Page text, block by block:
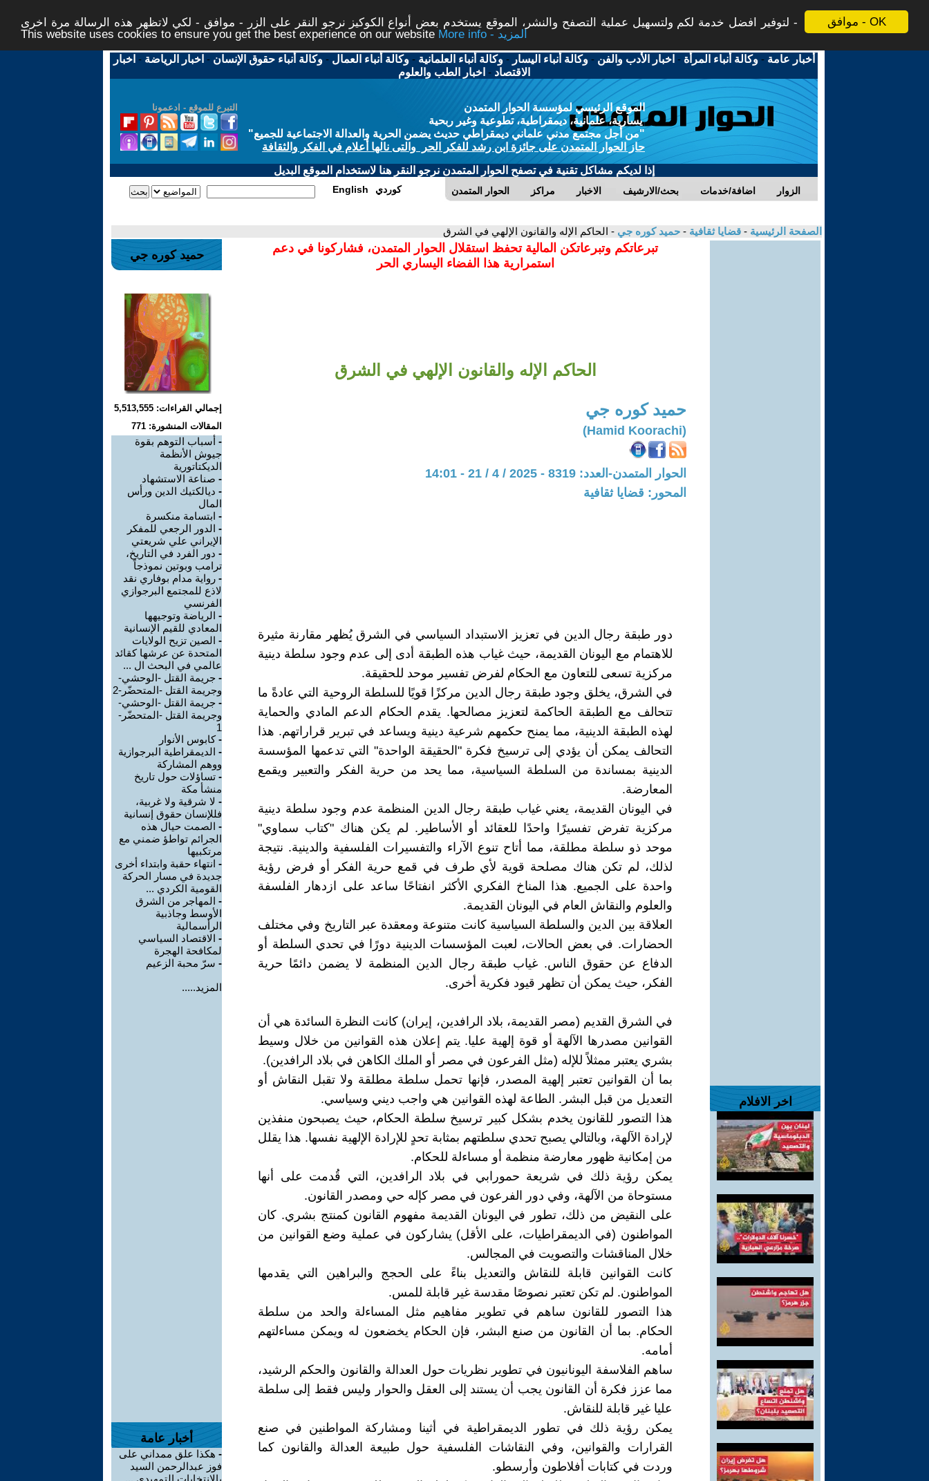
موافق - OK
لتوفير افضل خدمة لكم ولتسهيل عملية التصفح والنشر، الموقع يستخدم بعض أنواع الكوكيز نرجو النقر على الزر - موافق - لكي لاتظهر هذه الرسالة مرة اخرى -
This website uses cookies to ensure you get the best experience on our website
More info - المزيد
أخبار عامة -وكالة أنباء المرأة - اخبار الأدب والفن -وكالة أنباء اليسار -وكالة أنباء العلمانية -وكالة أنباء العمال -وكالة أنباء حقوق الإنسان - اخبار الرياضة - اخبار
الاقتصاد - اخبار الطب والعلوم
التبرع للموقع - ادعمونا
الموقع الرئيسي لمؤسسة الحوار المتمدن
يسارية، علمانية، ديمقراطية، تطوعية وغير ربحية
"من أجل مجتمع مدني علماني ديمقراطي حديث يضمن الحرية والعدالة الاجتماعية للجميع"
حاز الحوار المتمدن على جائزة ابن رشد للفكر الحر والتى نالها أعلام في الفكر والثقافة
إذا لديكم مشاكل تقنية في تصفح الحوار المتمدن نرجو النقر هنا لاستخدام الموقع البديل
الحوار المتمدن مراكز الاخبار بحث/الارشيف اضافة/خدمات الزوار English كوردي
الصفحة الرئيسية - قضايا ثقافية - حميد كوره جي - الحاكم الإله والقانون الإلهي في الشرق
اخر الافلام
تبرعاتكم وتبرعاتكن المالية تحفظ استقلال الحوار المتمدن، فشاركونا في دعم
استمرارية هذا الفضاء اليساري الحر
الحاكم الإله والقانون الإلهي في الشرق
حميد كوره جي
(Hamid Koorachi)
الحوار المتمدن-العدد: 8319 - 2025 / 4 / 21 - 14:01
المحور: قضايا ثقافية
دور طبقة رجال الدين في تعزيز الاستبداد السياسي في الشرق يُظهر مقارنة مثيرة
للاهتمام مع اليونان القديمة، حيث غياب هذه الطبقة أدى إلى عدم وجود سلطة دينية
مركزية تسعى للتعاون مع الحكام لفرض تفسير موحد للحقيقة.
في الشرق، يخلق وجود طبقة رجال الدين مركزًا قويًا للسلطة الروحية التي عادةً ما
تتحالف مع الطبقة الحاكمة لتعزيز مصالحها. يقدم الحكام الدعم المادي والحماية
لهذه الطبقة الدينية، مما يمنح حكمهم شرعية دينية ويساعد في تبرير قراراتهم. هذا
التحالف يمكن أن يؤدي إلى ترسيخ فكرة "الحقيقة الواحدة" التي تدعمها المؤسسة
الدينية بمساندة من السلطة السياسية، مما يحد من حرية الفكر والتعبير ويقمع
المعارضة.
في اليونان القديمة، يعني غياب طبقة رجال الدين المنظمة عدم وجود سلطة دينية
مركزية تفرض تفسيرًا واحدًا للعقائد أو الأساطير. لم يكن هناك "كتاب سماوي"
موحد ذو سلطة مطلقة، مما أتاح تنوع الآراء والتفسيرات الفلسفية والدينية. نتيجة
لذلك، لم تكن هناك مصلحة قوية لأي طرف في قمع حرية الفكر أو فرض رؤية
واحدة على الجميع. هذا المناخ الفكري الأكثر انفتاحًا ساعد على ازدهار الفلسفة
والعلوم والنقاش العام في اليونان القديمة.
العلاقة بين الدين والسلطة السياسية كانت متنوعة ومعقدة عبر التاريخ وفي مختلف
الحضارات. في بعض الحالات، لعبت المؤسسات الدينية دورًا في تحدي السلطة أو
الدفاع عن حقوق الناس. غياب طبقة رجال الدين المنظمة لا يضمن دائمًا حرية
الفكر، حيث يمكن أن تظهر قيود فكرية أخرى.
في الشرق القديم (مصر القديمة، بلاد الرافدين، إيران) كانت النظرة السائدة هي أن
القوانين مصدرها الآلهة أو قوة إلهية عليا. يتم إعلان هذه القوانين من خلال وسيط
بشري يعتبر ممثلاً للإله (مثل الفرعون في مصر أو الملك الكاهن في بلاد الرافدين).
بما أن القوانين تعتبر إلهية المصدر، فإنها تحمل سلطة مطلقة ولا تقبل النقاش أو
التعديل من قبل البشر. الطاعة لهذه القوانين هي واجب ديني وسياسي.
هذا التصور للقانون يخدم بشكل كبير ترسيخ سلطة الحكام، حيث يصبحون منفذين
لإرادة الآلهة، وبالتالي يصبح تحدي سلطتهم بمثابة تحدٍ للإرادة الإلهية نفسها. هذا يقلل
من إمكانية ظهور معارضة منظمة أو مساءلة للحكام.
يمكن رؤية ذلك في شريعة حمورابي في بلاد الرافدين، التي قُدمت على أنها
مستوحاة من الآلهة، وفي دور الفرعون في مصر كإله حي ومصدر القانون.
على النقيض من ذلك، تطور في اليونان القديمة مفهوم القانون كمنتج بشري. كان
المواطنون (في الديمقراطيات، على الأقل) يشاركون في عملية وضع القوانين من
خلال المناقشات والتصويت في المجالس.
كانت القوانين قابلة للنقاش والتعديل بناءً على الحجج والبراهين التي يقدمها
المواطنون. لم تكن تعتبر نصوصًا مقدسة غير قابلة للمس.
هذا التصور للقانون ساهم في تطوير مفاهيم مثل المساءلة والحد من سلطة
الحكام. بما أن القانون من صنع البشر، فإن الحكام يخضعون له ويمكن مساءلتهم
أمامه.
ساهم الفلاسفة اليونانيون في تطوير نظريات حول العدالة والقانون والحكم الرشيد،
مما عزز فكرة أن القانون يجب أن يستند إلى العقل والحوار وليس فقط إلى سلطة
عليا غير قابلة للنقاش.
يمكن رؤية ذلك في تطور الديمقراطية في أثينا ومشاركة المواطنين في صنع
القرارات والقوانين، وفي النقاشات الفلسفية حول طبيعة العدالة والقانون كما
وردت في كتابات أفلاطون وأرسطو.
حميد كوره جي
إجمالي القراءات: 5,513,555
المقالات المنشورة: 771
- أسباب التوهم بقوة
جيوش الأنظمة
الديكتاتورية
- صناعة الاستشهاد
- ديالكتيك الدين ورأس
المال
- ابتسامة منكسرة
- الدور الرجعي للمفكر
الإيراني علي شريعتي
- دور الفرد في التاريخ،
ترامب وبوتين نموذجاً
- رواية مدام بوفاري نقد
لاذع للمجتمع البرجوازي
الفرنسي
- الرياضة وتوجيهها
المعادي للقيم الإنسانية
- الصين تزيح الولايات
المتحدة عن عرشها كقائد
عالمي في البحث ال ...
- جريمة القتل -الوحشي-
وجريمة القتل -المتحضّر-2
- جريمة القتل -الوحشي-
وجريمة القتل -المتحضّر-
1
-كابوس الأنوار
- الديمقراطية البرجوازية
ووهم المشاركة
- تساؤلات حول تاريخ
منشأ مكة
- لا شرقية ولا غربية،
فللإنسان حقوق إنسانية
- الصمت حيال هذه
الجرائم تواطؤ ضمني مع
مرتكبيها
- انتهاء حقبة وابتداء أخرى
جديدة في مسار الحركة
القومية الكردي ...
- المهاجر من الشرق
الأوسط وجاذبية
الرأسمالية
- الاقتصاد السياسي
لمكافحة الهجرة
- سرّ محبة الزعيم
المزيد.....
أخبار عامة
- هكذا علق ممداني على
فوز عبدالرحمن السيد
بالانتخابات التمهيدي ...